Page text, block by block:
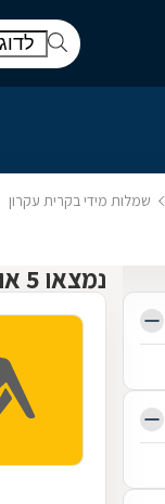
שמלות מידי בקרית עקרון
נמצאו 5 אופנת נשים